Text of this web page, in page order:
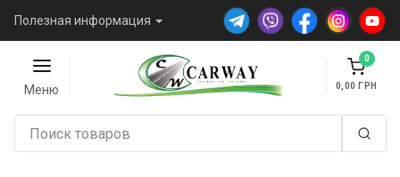
Полезная информация
Меню
0
0,00